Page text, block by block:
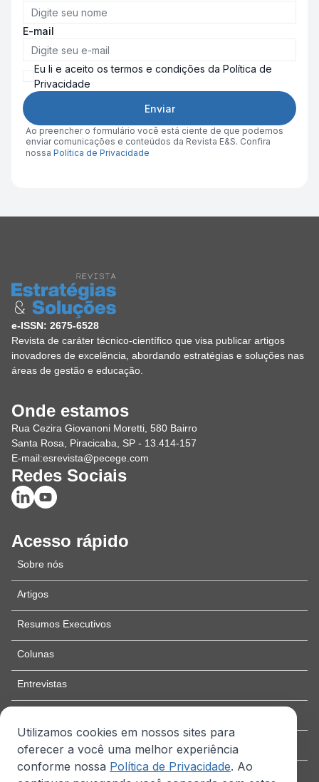
Utilizamos cookies em nossos sites para
oferecer a você uma melhor experiência
conforme nossa Política de Privacidade. Ao
E-mail
Eu li e aceito os termos e condições da Política de
Privacidade
Enviar
Ao preencher o formulário você está ciente de que podemos
enviar comunicações e conteúdos da Revista E&S. Confira
nossa Política de Privacidade
e-ISSN: 2675-6528
Revista de caráter técnico-científico que visa publicar artigos
inovadores de excelência, abordando estratégias e soluções nas
áreas de gestão e educação.
Onde estamos
Rua Cezira Giovanoni Moretti, 580 Bairro
Santa Rosa, Piracicaba, SP - 13.414-157
E-mail:esrevista@pecege.com
Redes Sociais
Acesso rápido
Sobre nós
Artigos
Resumos Executivos
Colunas
Entrevistas
Como publicar
Contato